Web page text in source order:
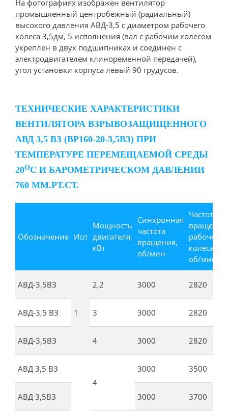
На фотографиях изображен вентилятор
промышленный центробежный (радиальный)
высокого давления АВД-3,5 с диаметром рабочего
колеса 3,5дм, 5 исполнения (вал с рабочим колесом
укреплен в двух подшипниках и соединен с
электродвигателем клиноременной передачей),
угол установки корпуса левый 90 грудусов.
ТЕХНИЧЕСКИЕ ХАРАКТЕРИСТИКИ
ВЕНТИЛЯТОРА ВЗРЫВОЗАЩИЩЕННОГО
АВД 3,5 ВЗ (ВР160-20-3,5ВЗ) ПРИ
ТЕМПЕРАТУРЕ ПЕРЕМЕЩАЕМОЙ СРЕДЫ
20ОС И БАРОМЕТРИЧЕСКОМ ДАВЛЕНИИ
760 ММ.РТ.СТ.
Обозначение Исп
Мощность
двигателя,
кВт
Синхронная
частота
вращения,
об/мин
Частота
вращения
рабочего
колеса,
об/мин
АВД-3,5ВЗ
1
2,2 3000 2820
АВД-3,5 ВЗ 3 3000 2820
АВД-3,5ВЗ 4 3000 2820
АВД 3,5 ВЗ
4
3000 3500
АВД 3,5ВЗ 3000 3700